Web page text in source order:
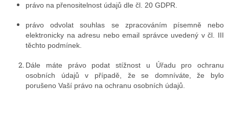
právo na přenositelnost údajů dle čl. 20 GDPR.
právo odvolat souhlas se zpracováním písemně nebo
elektronicky na adresu nebo email správce uvedený v čl. III
těchto podmínek.
Dále máte právo podat stížnost u Úřadu pro ochranu
osobních údajů v případě, že se domníváte, že bylo
porušeno Vaší právo na ochranu osobních údajů.